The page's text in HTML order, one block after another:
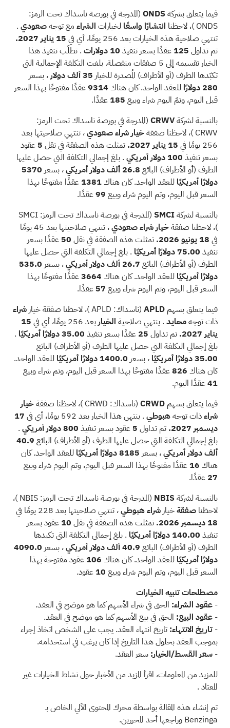
فيما يتعلق بشركةONDS(المدرجة في بورصة ناسداك تحت الرمز:
ONDS )، لاحظنا انتشارًا واسعًا لخيارات الشراءمع توجهصعودي.
تنتهي صلاحية هذه الخيارات بعد 256 يومًا، أي في
15 يناير 2027.
تم تداول 125 عقدًا بسعر تنفيذ 10 دولارات
. تطلّب تنفيذ هذا
الخيار تقسيمه إلى 5 صفقات منفصلة. بلغت التكلفة الإجمالية التي
تكبّدها الطرف (أو الأطراف) المُصدرة للخيار 35 ألف دولار
، بسعر
280 دولارًا
للعقد الواحد. كان هناك 9314عقدًا مفتوحًا بهذا السعر
قبل اليوم، وتمّ اليوم شراء وبيع 185 عقدًا.
بالنسبة لشركةCRWV(المدرجة في بورصة ناسداك تحت الرمز:
CRWV )، لاحظنا صفقةخيارشراءصعودي، تنتهي صلاحيتها بعد
256 يومًا في
15 يناير 2027. تمثلت هذه الصفقة في نقل 5 عقود
بسعر تنفيذ 100 دولار أمريكي
. بلغ إجمالي التكلفة التي حصل عليها
الطرف (أو الأطراف) البائع 26.8 ألف دولار أمريكي ، بسعر 5370
دولارًا أمريكيًا للعقد الواحد. كان هناك1381 عقدًا مفتوحًا بهذا
السعر قبل اليوم، وتم اليوم شراء وبيع 99عقدًا.
بالنسبة لشركةSMCI(المدرجة في بورصة ناسداك تحت الرمز: SMCI
)، لاحظنا صفقةخيارشراءصعودي
، تنتهي صلاحيتها بعد 45 يومًا
في 18 يونيو 2026. تمثلت هذه الصفقة في نقل 50 عقدًا بسعر
تنفيذ 75.00 دولارًا أمريكيًا
. بلغ إجمالي التكلفة التي حصل عليها
الطرف (أو الأطراف) البائع 26.7 ألف دولار أمريكي ، بسعر 535.0
دولارًا أمريكيًا للعقد الواحد. كان هناك 3664عقدًا مفتوحًا بهذا
السعر قبل اليوم، وتم اليوم شراء وبيع 57 عقدًا.
فيما يتعلق بسهم APLD(ناسداك: APLD)، لاحظنا صفقة خيار شراء
ذات توجهمحايد. ينتهي صلاحية الخياربعد 256 يومًا، أي في
15
يناير 2027.
تم تداول 25 عقدًا بسعر تنفيذ 35.00 دولارًا أمريكيًا
.
بلغ إجمالي التكلفة التي حصل عليها الطرف (أو الأطراف) البائع
35.00 دولارًا أمريكيًا
، بسعر 1400.0 دولارًا أمريكيًا
للعقد الواحد.
كان هناك 826عقدًا مفتوحًا بهذا السعر قبل اليوم، وتم شراء وبيع
41عقدًا اليوم.
فيما يتعلق بسهم CRWD(ناسداك: CRWD )، لاحظنا صفقةخيار
شراءذات توجههبوطي. ينتهي هذا الخيار بعد 592 يومًا، أي في
17
ديسمبر 2027.
تم تداول 5 عقود بسعر تنفيذ 800 دولار أمريكي
.
بلغ إجمالي التكلفة التي حصل عليها الطرف (أو الأطراف) البائع 40.9
ألف دولار أمريكي، بسعر 8185 دولارًا أمريكيًا
للعقد الواحد. كان
هناك 16 عقدًا مفتوحًا بهذا السعر قبل اليوم، وتم اليوم شراء وبيع
27 عقدًا.
بالنسبة لشركةNBIS (المدرجة في بورصة ناسداك تحت الرمز: NBIS )،
لاحظنا صفقةخيار شراءهبوطي، تنتهي صلاحيتها بعد 228 يومًا في
18 ديسمبر 2026.
تمثلت هذه الصفقة في نقل 10 عقود بسعر
تنفيذ 140.00 دولارًا أمريكيًا
. بلغ إجمالي التكلفة التي تكبدها
الطرف (أو الأطراف) البائع 40.9 ألف دولار أمريكي ، بسعر 4090.0
دولارًا أمريكيًا للعقد الواحد. كان هناك 106 عقود مفتوحة بهذا
السعر قبل اليوم، وتم اليوم شراء وبيع 10 عقود.
مصطلحات تنبيه الخيارات
- عقود الشراء: الحق في شراء الأسهم كما هو موضح في العقد.
- عقود البيع: الحق في بيع الأسهم كما هو موضح في العقد.
- تاريخ الانتهاء: تاريخ انتهاء العقد. يجب على الشخص اتخاذ إجراء
بموجب العقد بحلول هذا التاريخ إذا كان يرغب في استخدامه.
- سعر القسط/الخيار: سعر العقد.
للمزيد من المعلومات، اقرأ المزيد من الأخبار حول نشاط الخيارات غير
المعتاد.
تم إنشاء هذه المقالة بواسطة محرك المحتوى الآلي الخاص بـ
Benzinga وراجعها أحد المحررين.